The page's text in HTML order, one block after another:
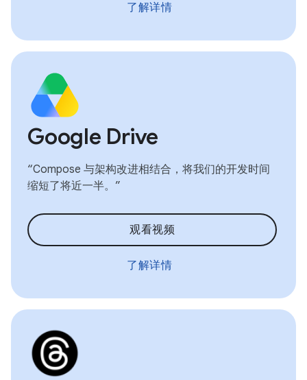
了解详情
Google Drive
“Compose 与架构改进相结合，将我们的开发时间
缩短了将近一半。”
观看视频
了解详情